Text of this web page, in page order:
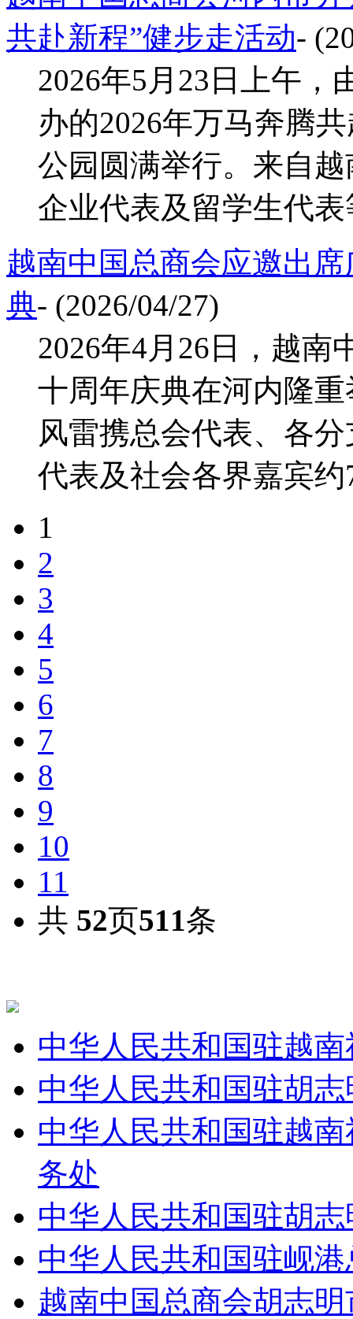
共赴新程”健步走活动-
2026年5月23日上午，
办的2026年万马奔腾
公园圆满举行。来自
企业代表及留学生代表
越南中国总商会应邀出
典- (2026/04/27)
2026年4月26日，越南
十周年庆典在河内隆
风雷携总会代表、各
代表及社会各界嘉宾约
1
2
3
4
5
6
7
8
9
10
11
共 52页511条
中华人民共和国驻越
中华人民共和国驻胡
中华人民共和国驻越
务处
中华人民共和国驻胡
中华人民共和国驻岘
越南中国总商会胡志